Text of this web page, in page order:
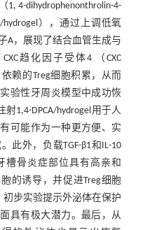
4-dihydrophenonthrolin-4-
hydrogel），通过上调低氧
A，展现了结合血管生成与
趋化因子受体4 （CXC
依赖的Treg细胞积累，从而
验性牙周炎模型中成功恢
1,4-DPCA/hydrogel用于人
可能作为一种更方便、实
此外，负载TGF-β1和IL-10
槽骨炎症部位具有高亲和
的诱导，并促进Treg细胞
初步实验提示外泌体在保护
具有极大潜力。最后，从